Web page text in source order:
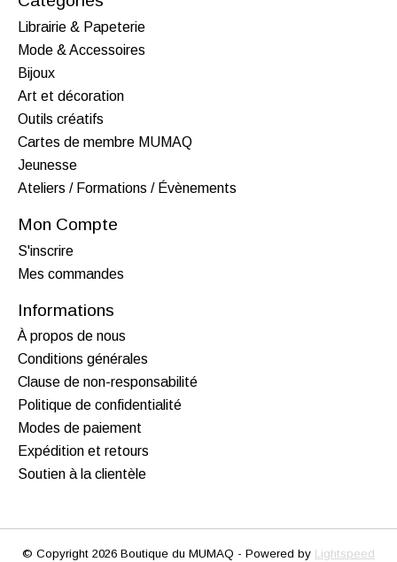
Librairie & Papeterie
Mode & Accessoires
Bijoux
Art et décoration
Outils créatifs
Cartes de membre MUMAQ
Jeunesse
Ateliers / Formations / Évènements
Mon Compte
S'inscrire
Mes commandes
Informations
À propos de nous
Conditions générales
Clause de non-responsabilité
Politique de confidentialité
Modes de paiement
Expédition et retours
Soutien à la clientèle
© Copyright 2026 Boutique du MUMAQ - Powered by Lightspeed